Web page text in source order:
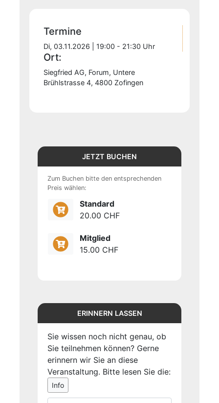
Termine
Di, 03.11.2026 | 19:00 - 21:30 Uhr
Ort:
Siegfried AG, Forum, Untere
Brühlstrasse 4, 4800 Zofingen
JETZT BUCHEN
Zum Buchen bitte den entsprechenden
Preis wählen:
Standard
20.00 CHF
Mitglied
15.00 CHF
ERINNERN LASSEN
Sie wissen noch nicht genau, ob
Sie teilnehmen können? Gerne
erinnern wir Sie an diese
Veranstaltung. Bitte lesen Sie die:
Info